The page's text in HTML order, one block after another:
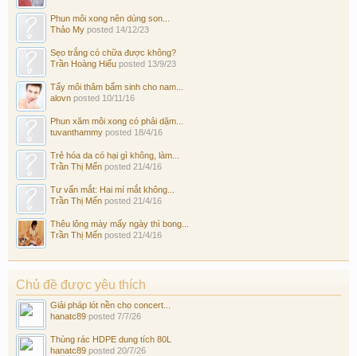
Phun môi xong nên dùng son...
Thảo My posted 14/12/23
Sẹo trắng có chữa được không?
Trần Hoàng Hiếu posted 13/9/23
Tẩy môi thâm bẩm sinh cho nam...
alovn posted 10/11/16
Phun xăm môi xong có phải dặm...
tuvanthammy posted 18/4/16
Trẻ hóa da có hại gì không, làm...
Trần Thị Mến posted 21/4/16
Tư vấn mắt: Hai mí mắt không...
Trần Thị Mến posted 21/4/16
Thêu lông mày mấy ngày thì bong...
Trần Thị Mến posted 21/4/16
Chủ đề được yêu thích
Giải pháp lót nền cho concert...
hanatc89 posted 7/7/26
Thùng rác HDPE dung tích 80L
hanatc89 posted 20/7/26